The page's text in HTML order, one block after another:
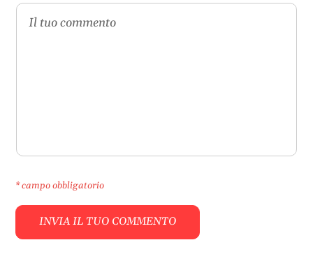
* campo obbligatorio